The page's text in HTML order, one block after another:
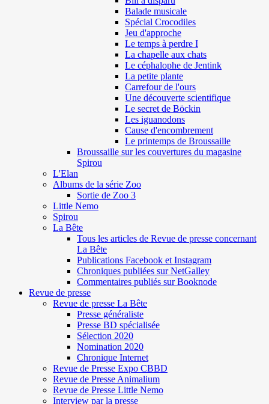
Balade musicale
Spécial Crocodiles
Jeu d'approche
Le temps à perdre I
La chapelle aux chats
Le céphalophe de Jentink
La petite plante
Carrefour de l'ours
Une découverte scientifique
Le secret de Böckin
Les iguanodons
Cause d'encombrement
Le printemps de Broussaille
Broussaille sur les couvertures du magasine
Spirou
L'Elan
Albums de la série Zoo
Sortie de Zoo 3
Little Nemo
Spirou
La Bête
Tous les articles de Revue de presse concernant
La Bête
Publications Facebook et Instagram
Chroniques publiées sur NetGalley
Commentaires publiés sur Booknode
Revue de presse
Revue de presse La Bête
Presse généraliste
Presse BD spécialisée
Sélection 2020
Nomination 2020
Chronique Internet
Revue de Presse Expo CBBD
Revue de Presse Animalium
Revue de Presse Little Nemo
Interview par la presse